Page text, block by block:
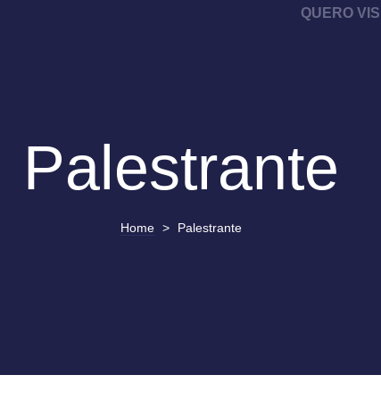
QUERO
Palestrante
Home > Palestrante